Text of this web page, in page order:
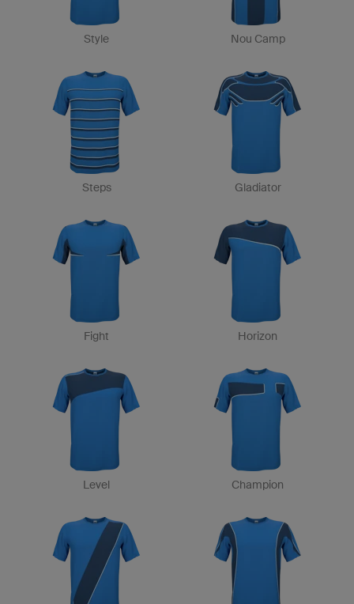
Style Nou Camp
Steps Gladiator
Fight Horizon
Level Champion